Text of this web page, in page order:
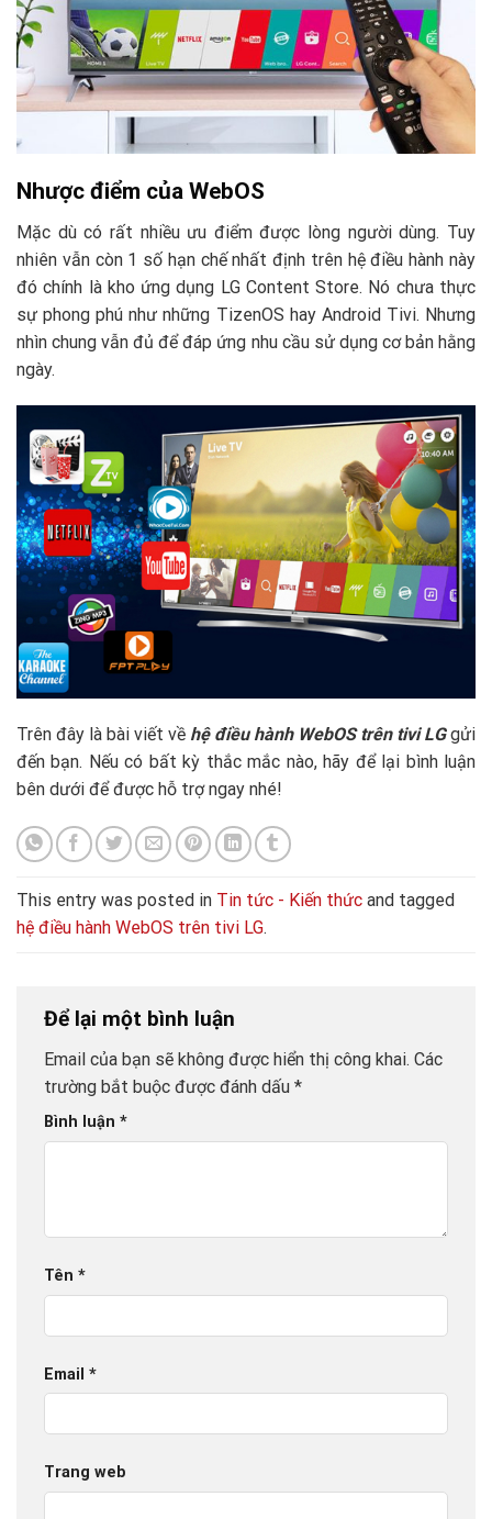
Nhược điểm của WebOS
Mặc dù có rất nhiều ưu điểm được lòng người dùng. Tuy
nhiên vẫn còn 1 số hạn chế nhất định trên hệ điều hành này
đó chính là kho ứng dụng LG Content Store. Nó chưa thực
sự phong phú như những TizenOS hay Android Tivi. Nhưng
nhìn chung vẫn đủ để đáp ứng nhu cầu sử dụng cơ bản hằng
ngày.
Trên đây là bài viết về hệ điều hành WebOS trên tivi LGgửi
đến bạn. Nếu có bất kỳ thắc mắc nào, hãy để lại bình luận
bên dưới để được hỗ trợ ngay nhé!
This entry was posted in Tin tức - Kiến thức and tagged
hệ điều hành WebOS trên tivi LG.
Để lại một bình luận
Email của bạn sẽ không được hiển thị công khai. Các
trường bắt buộc được đánh dấu *
Bình luận *
Tên *
Email *
Trang web